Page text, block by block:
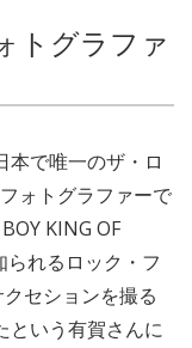
トグラファ
本で唯一のザ・ロ
ォトグラファーで
KING OF
られるロック・フ
セションを撮る
という有賀さんに